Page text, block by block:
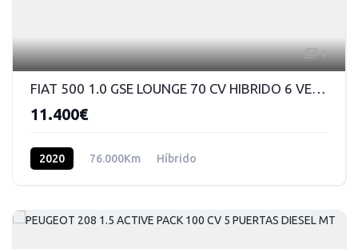
1
FIAT 500 1.0 GSE LOUNGE 70 CV HIBRIDO 6 VELOCIDADES
11.400€
2020 76.000Km Híbrido